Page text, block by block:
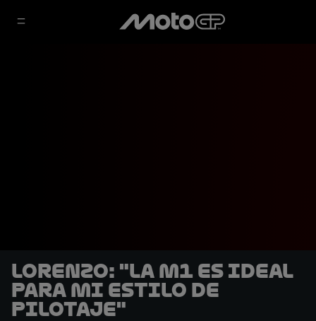
Lorenzo: "La M1 es ideal
para mi estilo de
pilotaje"